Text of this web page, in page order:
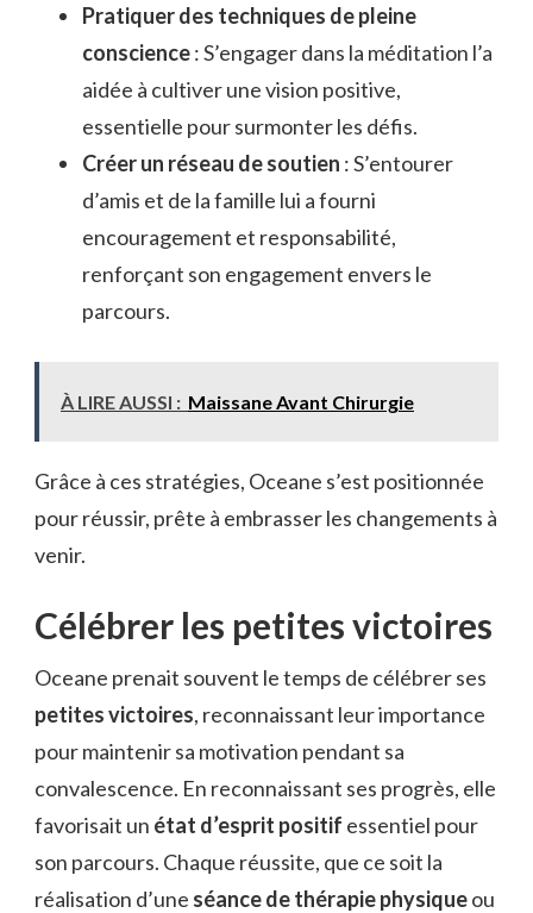
Pratiquer des techniques de pleine
conscience: S’engager dans la méditation l’a
aidée à cultiver une vision positive,
essentielle pour surmonter les défis.
Créer un réseau de soutien : S’entourer
d’amis et de la famille lui a fourni
encouragement et responsabilité,
renforçant son engagement envers le
parcours.
À LIRE AUSSI : Maissane Avant Chirurgie
Grâce à ces stratégies, Oceane s’est positionnée
pour réussir, prête à embrasser les changements à
venir.
Célébrer les petites victoires
Oceane prenait souvent le temps de célébrer ses
petites victoires, reconnaissant leur importance
pour maintenir sa motivation pendant sa
convalescence. En reconnaissant ses progrès, elle
favorisait un état d’esprit positif essentiel pour
son parcours. Chaque réussite, que ce soit la
réalisation d’une séance de thérapie physiqueou